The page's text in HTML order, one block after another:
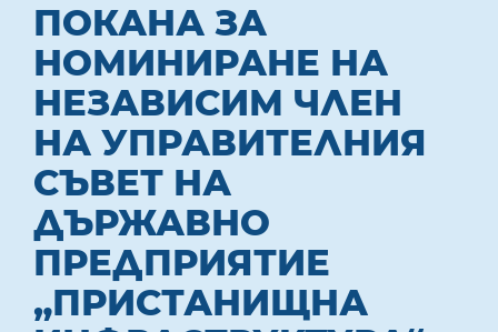
ПОКАНА ЗА
НОМИНИРАНЕ НА
НЕЗАВИСИМ ЧЛЕН
НА УПРАВИТЕЛНИЯ
СЪВЕТ НА
ДЪРЖАВНО
ПРЕДПРИЯТИЕ
„ПРИСТАНИЩНА